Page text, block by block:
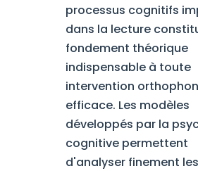
processus cognitifs
dans la lecture
fondement théorique
indispensable à toute
intervention
efficace. Les modèles
développés par la
cognitive permettent
d'analyser finement les